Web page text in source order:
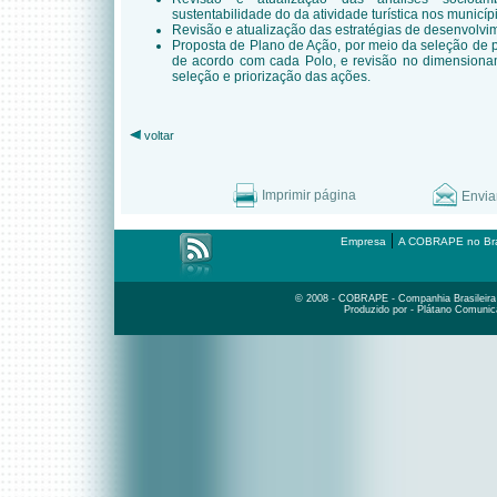
sustentabilidade do da atividade turística nos
Revisão e atualização das estratégias de
Proposta de Plano de Ação, por meio da seleção de
de acordo com cada Polo, e revisão no
seleção e priorização das ações.
voltar
Imprimir página
Empresa | A COBRAPE no
© 2008 - COBRAPE - Companhia
Produzido por - Plátano